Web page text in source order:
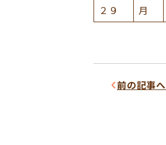
２９
月
前の記事へ